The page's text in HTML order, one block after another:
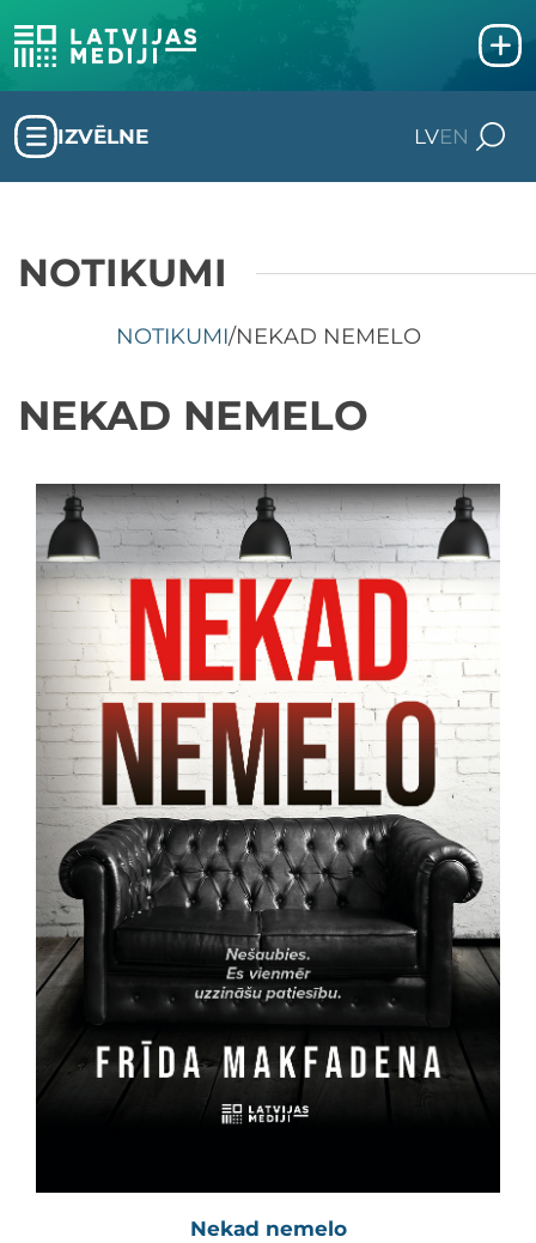
IZVĒLNE LVEN
NOTIKUMI
NOTIKUMI/NEKAD NEMELO
NEKAD NEMELO
Nekad nemelo